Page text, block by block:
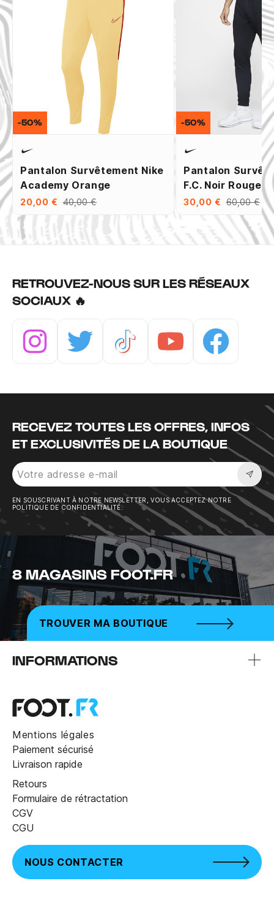
Pantalon Survêtement Nike
Academy Orange
20,00 € 40,00 €
-50%
Pantalon
F.C. Noir Rouge
30,00 € 60,00 €
-50%
RETROUVEZ-NOUS SUR LES RÉSEAUX
SOCIAUX 🔥
RECEVEZ TOUTES LES OFFRES, INFOS
ET EXCLUSIVITÉS DE LA BOUTIQUE
EN SOUSCRIVANT À NOTRE NEWSLETTER, VOUS ACCEPTEZ NOTRE
POLITIQUE DE CONFIDENTIALITÉ.
8 MAGASINS FOOT.FR
TROUVER MA BOUTIQUE
INFORMATIONS
Mentions légales
Paiement sécurisé
Livraison rapide
Retours
Formulaire de rétractation
CGV
CGU
NOUS CONTACTER